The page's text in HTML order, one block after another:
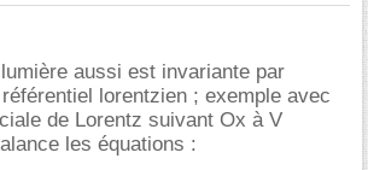
aussi est invariante par
lorentzien ; exemple avec
de Lorentz suivant Ox à V
les équations :